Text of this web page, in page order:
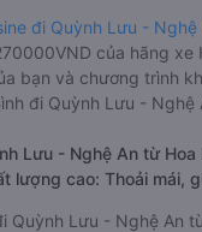
đi Quỳnh Lưu -
của hãng xe
bạn và chương trình
đi Quỳnh Lưu - Nghệ
Lưu - Nghệ An từ Hoa
lượng cao: Thoải mái,
Quỳnh Lưu - Nghệ An